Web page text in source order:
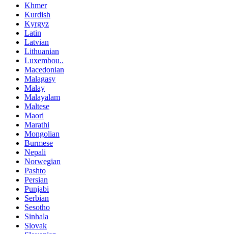
Khmer
Kurdish
Kyrgyz
Latin
Latvian
Lithuanian
Luxembou..
Macedonian
Malagasy
Malay
Malayalam
Maltese
Maori
Marathi
Mongolian
Burmese
Nepali
Norwegian
Pashto
Persian
Punjabi
Serbian
Sesotho
Sinhala
Slovak